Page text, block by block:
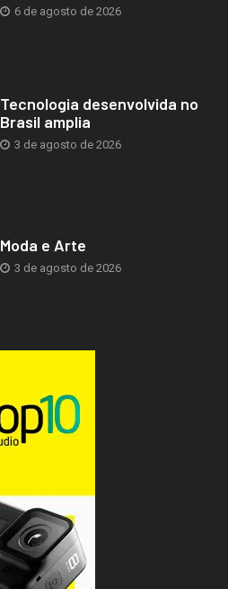
6 de agosto de 2026
Tecnologia desenvolvida no
Brasil amplia
3 de agosto de 2026
Moda e Arte
3 de agosto de 2026